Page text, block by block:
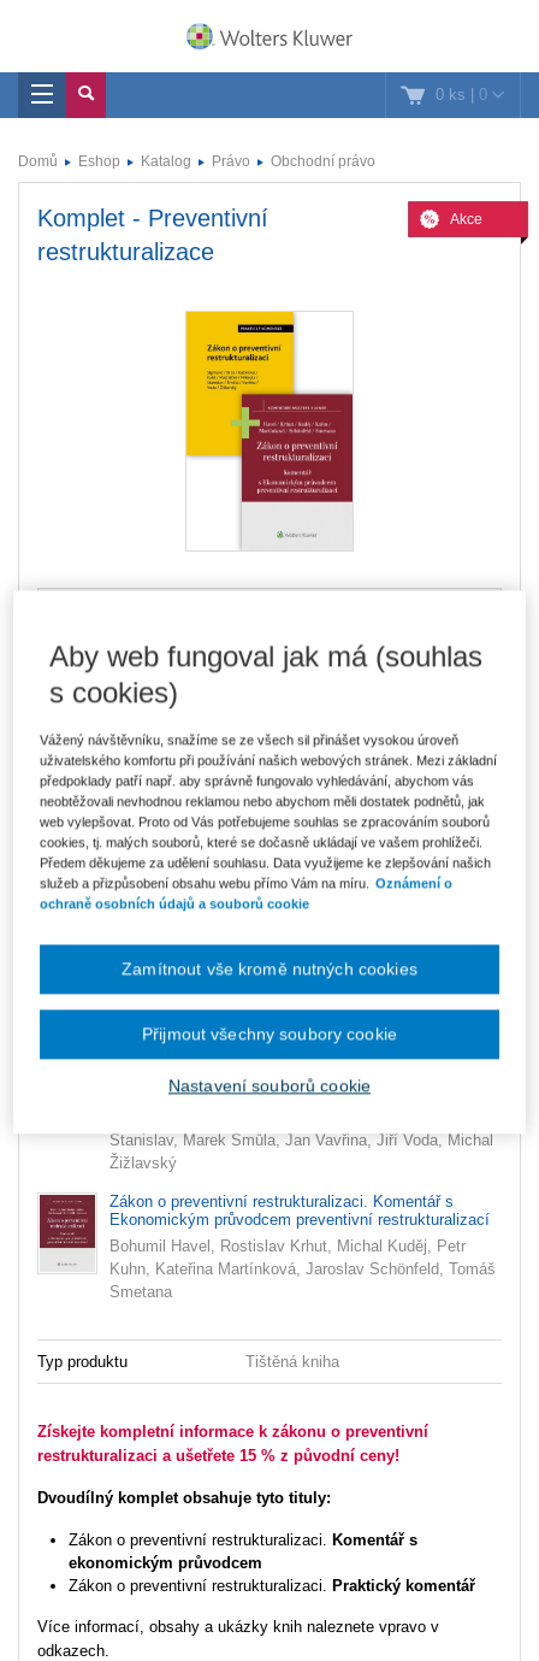
0 ks | 0
Domů Eshop Katalog Právo Obchodní právo
Akce
Komplet - Preventivní
restrukturalizace
DMOC 2 678 Kč
Ušetříte 291 Kč
Původně 1 938 Kč
Komplet - Preventivní restrukturalizace -
e-knihy
V prodeji - ihned k dispozici
Co je Smarteca?
Upozorňujeme, že v období od 1.8. do 21.8. z technických
důvodů nemůžeme vystavovat daňové doklady. Budou vám
zaslány dodatečně e-mailem.
ks
Ceny jsou včetně DPH
Komplet - Preventivní restrukturalizace
Zákon o preventivní restrukturalizaci. Praktický
Adam Sigmund, Jaroslav Brož, Lucie Kačerová, Petr
Stanislav, Marek Šmůla, Jan Vavřina, Jiří Voda, Michal
Žižlavský
Zákon o preventivní restrukturalizaci. Komentář s
Ekonomickým průvodcem preventivní restrukturalizací
Bohumil Havel, Rostislav Krhut, Michal Kuděj, Petr
Kuhn, Kateřina Martínková, Jaroslav Schönfeld, Tomáš
Smetana
Typ produktu Tištěná kniha
Získejte kompletní informace k zákonu o preventivní
restrukturalizaci a ušetřete 15 % z původní ceny!
Dvoudílný komplet obsahuje tyto tituly:
Zákon o preventivní restrukturalizaci.Komentář s
ekonomickým průvodcem
Zákon o preventivní restrukturalizaci.Praktický komentář
Více informací, obsahy a ukázky knih naleznete vpravo v
odkazech.
Aby web fungoval jak má (souhlas
s cookies)
Vážený návštěvníku, snažíme se ze všech sil přinášet vysokou úroveň
uživatelského komfortu při používání našich webových stránek. Mezi základní
předpoklady patří např. aby správně fungovalo vyhledávání, abychom vás
neobtěžovali nevhodnou reklamou nebo abychom měli dostatek podnětů, jak
web vylepšovat. Proto od Vás potřebujeme souhlas se zpracováním souborů
cookies, tj. malých souborů, které se dočasně ukládají ve vašem prohlížeči.
Předem děkujeme za udělení souhlasu. Data využijeme ke zlepšování našich
služeb a přizpůsobení obsahu webu přímo Vám na míru. Oznámení o
ochraně osobních údajů a souborů cookie
Nastavení souborů cookie
Zamítnout vše kromě nutných cookies
Přijmout všechny soubory cookie